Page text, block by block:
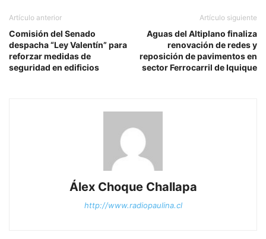
Artículo anterior
Comisión del Senado
despacha “Ley Valentín” para
reforzar medidas de
seguridad en edificios
Artículo siguiente
Aguas del Altiplano finaliza
renovación de redes y
reposición de pavimentos en
sector Ferrocarril de Iquique
Álex Choque Challapa
http://www.radiopaulina.cl